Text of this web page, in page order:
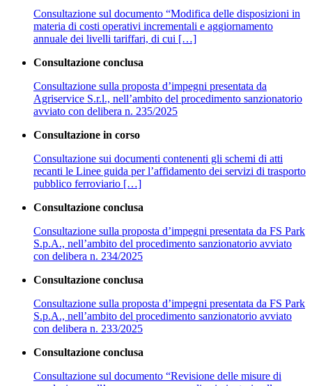
Consultazione sul documento “Modifica delle disposizioni in
materia di costi operativi incrementali e aggiornamento
annuale dei livelli tariffari, di cui […]
Consultazione conclusa
Consultazione sulla proposta d’impegni presentata da
Agriservice S.r.l., nell’ambito del procedimento sanzionatorio
avviato con delibera n. 235/2025
Consultazione in corso
Consultazione sui documenti contenenti gli schemi di atti
recanti le Linee guida per l’affidamento dei servizi di trasporto
pubblico ferroviario […]
Consultazione conclusa
Consultazione sulla proposta d’impegni presentata da FS Park
S.p.A., nell’ambito del procedimento sanzionatorio avviato
con delibera n. 234/2025
Consultazione conclusa
Consultazione sulla proposta d’impegni presentata da FS Park
S.p.A., nell’ambito del procedimento sanzionatorio avviato
con delibera n. 233/2025
Consultazione conclusa
Consultazione sul documento “Revisione delle misure di